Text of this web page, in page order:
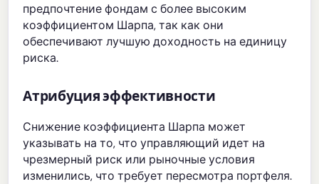
предпочтение фондам с более высоким
коэффициентом Шарпа, так как они
обеспечивают лучшую доходность на единицу
риска.
Атрибуция эффективности
Снижение коэффициента Шарпа может
указывать на то, что управляющий идет на
чрезмерный риск или рыночные условия
изменились, что требует пересмотра портфеля.